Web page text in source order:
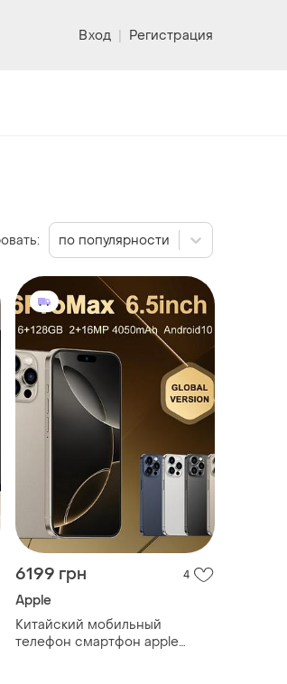
Вход | Регистрация
6199 грн 4
Apple
Китайский мобильный
телефон смартфон apple
по популярности